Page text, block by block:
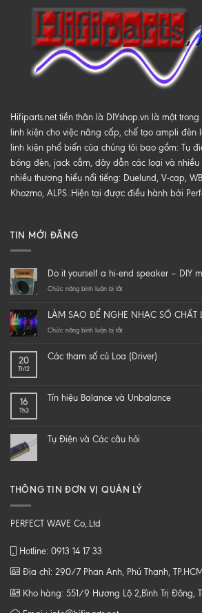
Hifiparts.net tiền thân là DIYshop.vn là một
linh kiện cho việc nâng cấp, chế tạo ampli đèn
linh kiện phổ biến của chúng tôi bao gồm: Tụ
bóng đèn, jack cắm, dây dẫn các loại và nhiều
nhiều thương hiểu nổi tiếng: Duelund, V-cap,
Khozmo, ALPS..Hiện tại được điều hành bởi
TIN MỚI ĐĂNG
Do it yourself a hi-end speaker – DIY
Chức năng bình luận bị tắtở
yourself
a
speaker
loa
Z
LÀM SAO ĐỂ NGHE NHẠC SỐ CHẤT
Chức năng bình luận bị tắtở
ĐỂ
CHẤT
20
Th12
Các tham số củ Loa (Driver)
16
Th3
Tín hiệu Balance và Unbalance
Tụ Điện và Các câu hỏi
THÔNG TIN ĐƠN VỊ QUẢN LÝ
PERFECT WAVE Co,.Ltd
Hotline: 0913 14 17 33
Địa chỉ: 290/7 Phan Anh, Phú Thạnh, TP.HCM
Kho hàng: 551/9 Hương Lộ 2,Bình Trị Đông,